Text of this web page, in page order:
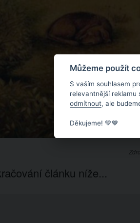
článku níže...
Můžeme použít
S vaším souhlasem
relevantnější
odmítnout, ale
Děkujeme! 💚💙